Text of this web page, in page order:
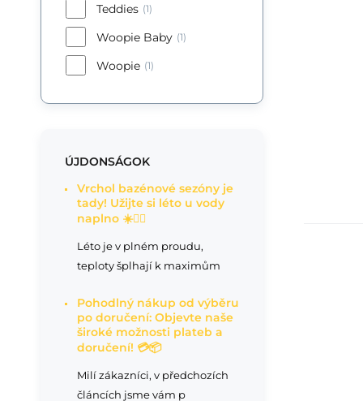
Teddies (1)
Woopie Baby (1)
Woopie (1)
ÚJDONSÁGOK
Vrchol bazénové sezóny je
tady! Užijte si léto u vody
naplno ☀️🏊‍♂️
Léto je v plném proudu,
teploty šplhají k maximům
Pohodlný nákup od výběru
po doručení: Objevte naše
široké možnosti plateb a
doručení! 💳📦
Milí zákazníci, v předchozích
článcích jsme vám p